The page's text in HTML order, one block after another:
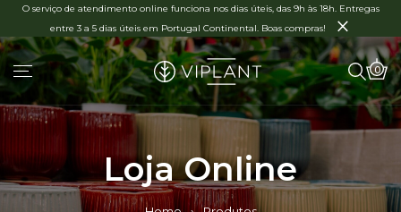
O serviço de atendimento online funciona nos dias úteis, das 9h às 18h. Entregas
entre 3 a 5 dias úteis em Portugal Continental. Boas compras!
×
0
Loja Online